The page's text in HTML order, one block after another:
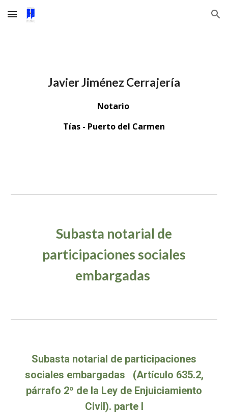
Skip to main content Skip to navigation
Javier Jiménez Cerrajería
Notario
Tías - Puerto del Carmen
Subasta notarial de
participaciones sociales
embargadas
Subasta notarial de participaciones
sociales embargadas (Artículo 635.2,
párrafo 2º de la Ley de Enjuiciamiento
Civil). parte I